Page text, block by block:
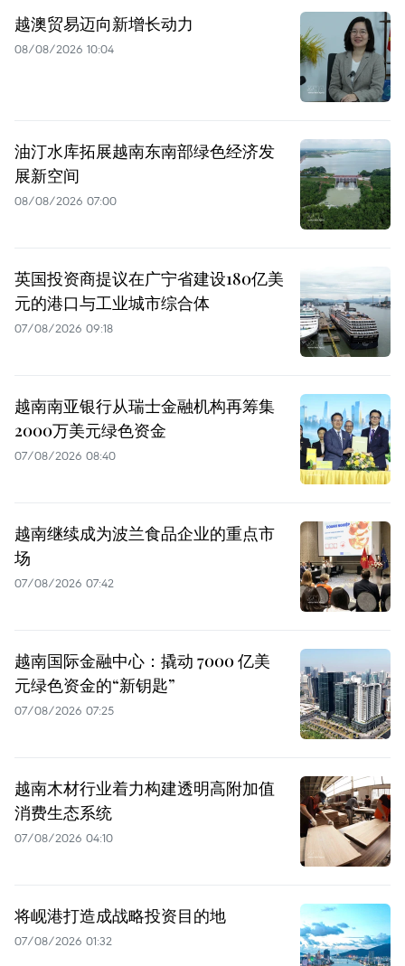
越澳贸易迈向新增长动力
08/08/2026 10:04
油汀水库拓展越南东南部绿色经济发
展新空间
08/08/2026 07:00
英国投资商提议在广宁省建设180亿美
元的港口与工业城市综合体
07/08/2026 09:18
越南南亚银行从瑞士金融机构再筹集
2000万美元绿色资金
07/08/2026 08:40
越南继续成为波兰食品企业的重点市
场
07/08/2026 07:42
越南国际金融中心：撬动 7000 亿美
元绿色资金的“新钥匙”
07/08/2026 07:25
越南木材行业着力构建透明高附加值
消费生态系统
07/08/2026 04:10
将岘港打造成战略投资目的地
07/08/2026 01:32